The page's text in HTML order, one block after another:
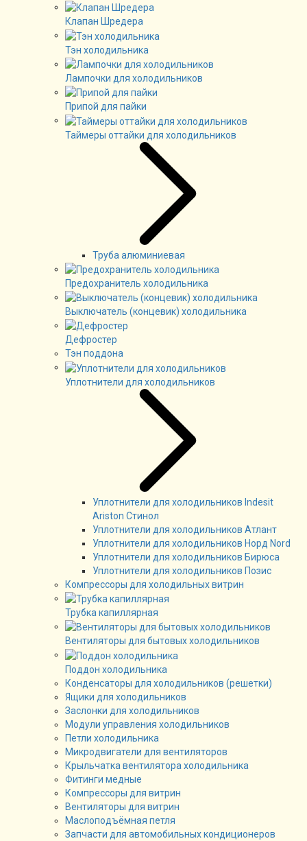
Клапан Шредера
Тэн холодильника
Лампочки для холодильников
Припой для пайки
Таймеры оттайки для холодильников
Труба алюминиевая
Предохранитель холодильника
Выключатель (концевик) холодильника
Дефростер
Тэн поддона
Уплотнители для холодильников
Уплотнители для холодильников Indesit
Ariston Стинол
Уплотнители для холодильников Атлант
Уплотнители для холодильников Норд Nord
Уплотнители для холодильников Бирюса
Уплотнители для холодильников Позис
Компрессоры для холодильных витрин
Трубка капиллярная
Вентиляторы для бытовых холодильников
Поддон холодильника
Конденсаторы для холодильников (решетки)
Ящики для холодильников
Заслонки для холодильников
Модули управления холодильников
Петли холодильника
Микродвигатели для вентиляторов
Крыльчатка вентилятора холодильника
Фитинги медные
Компрессоры для витрин
Вентиляторы для витрин
Маслоподъёмная петля
Запчасти для автомобильных кондиционеров